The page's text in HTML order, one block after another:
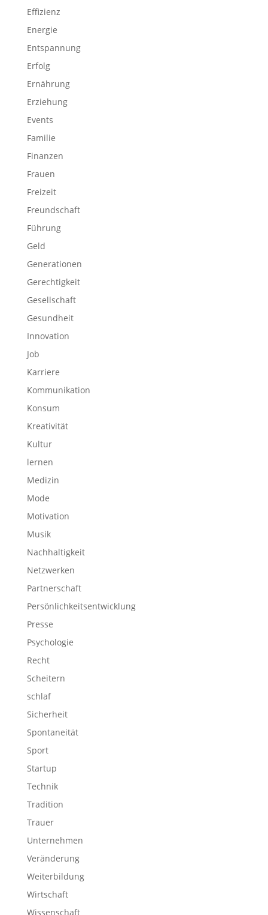
Effizienz
Energie
Entspannung
Erfolg
Ernährung
Erziehung
Events
Familie
Finanzen
Frauen
Freizeit
Freundschaft
Führung
Geld
Generationen
Gerechtigkeit
Gesellschaft
Gesundheit
Innovation
Job
Karriere
Kommunikation
Konsum
Kreativität
Kultur
lernen
Medizin
Mode
Motivation
Musik
Nachhaltigkeit
Netzwerken
Partnerschaft
Persönlichkeitsentwicklung
Presse
Psychologie
Recht
Scheitern
schlaf
Sicherheit
Spontaneität
Sport
Startup
Technik
Tradition
Trauer
Unternehmen
Veränderung
Weiterbildung
Wirtschaft
Wissenschaft